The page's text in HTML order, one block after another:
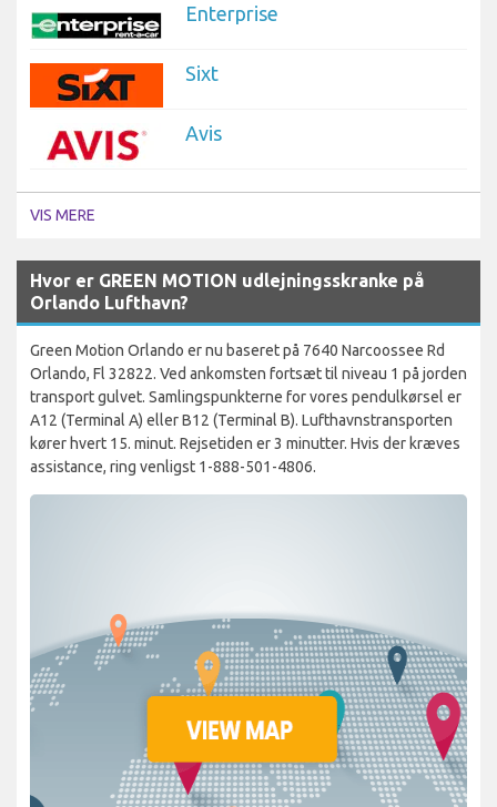
Enterprise
Sixt
Avis
VIS MERE
Hvor er GREEN MOTION udlejningsskranke på
Orlando Lufthavn?
Green Motion Orlando er nu baseret på 7640 Narcoossee Rd
Orlando, Fl 32822. Ved ankomsten fortsæt til niveau 1 på jorden
transport gulvet. Samlingspunkterne for vores pendulkørsel er
A12 (Terminal A) eller B12 (Terminal B). Lufthavnstransporten
kører hvert 15. minut. Rejsetiden er 3 minutter. Hvis der kræves
assistance, ring venligst 1-888-501-4806.